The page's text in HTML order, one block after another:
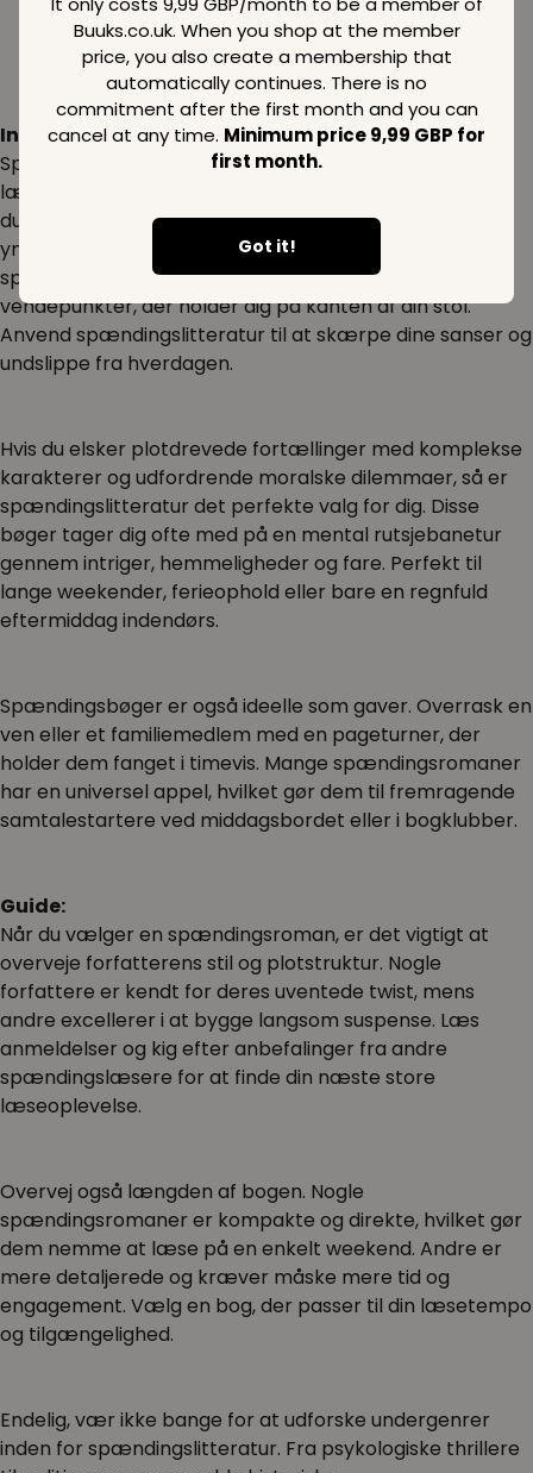
Buuks.co.uk. When you shop at the member
price, you also create a membership that
automatically continues. There is no
commitment after the first month and you can
cancel at any time. Minimum price 9,99 GBP for
first month.
Got it!
Inspiration:
Spændingslitteratur har en unik evne til at fængsle
læseren fra første side. Forestil dig en stille aften, hvor
du sætter dig til rette med en kop te og din
yndlingsspændingsroman. Du bladrer siderne i
spænding, mens hovedpersonen oplever twist og
vendepunkter, der holder dig på kanten af din stol.
Anvend spændingslitteratur til at skærpe dine sanser og
undslippe fra hverdagen.
Hvis du elsker plotdrevede fortællinger med komplekse
karakterer og udfordrende moralske dilemmaer, så er
spændingslitteratur det perfekte valg for dig. Disse
bøger tager dig ofte med på en mental rutsjebanetur
gennem intriger, hemmeligheder og fare. Perfekt til
lange weekender, ferieophold eller bare en regnfuld
eftermiddag indendørs.
Spændingsbøger er også ideelle som gaver. Overrask en
ven eller et familiemedlem med en pageturner, der
holder dem fanget i timevis. Mange spændingsromaner
har en universel appel, hvilket gør dem til fremragende
samtalestartere ved middagsbordet eller i bogklubber.
Guide:
Når du vælger en spændingsroman, er det vigtigt at
overveje forfatterens stil og plotstruktur. Nogle
forfattere er kendt for deres uventede twist, mens
andre excellerer i at bygge langsom suspense. Læs
anmeldelser og kig efter anbefalinger fra andre
spændingslæsere for at finde din næste store
læseoplevelse.
Overvej også længden af bogen. Nogle
spændingsromaner er kompakte og direkte, hvilket gør
dem nemme at læse på en enkelt weekend. Andre er
mere detaljerede og kræver måske mere tid og
engagement. Vælg en bog, der passer til din læsetempo
og tilgængelighed.
Endelig, vær ikke bange for at udforske undergenrer
inden for spændingslitteratur. Fra psykologiske thrillere